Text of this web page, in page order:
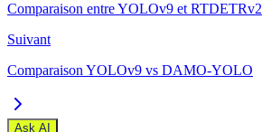
Comparaison entre YOLOv9 et RTDETRv2
Suivant
Comparaison YOLOv9 vs DAMO-YOLO
Ask AI